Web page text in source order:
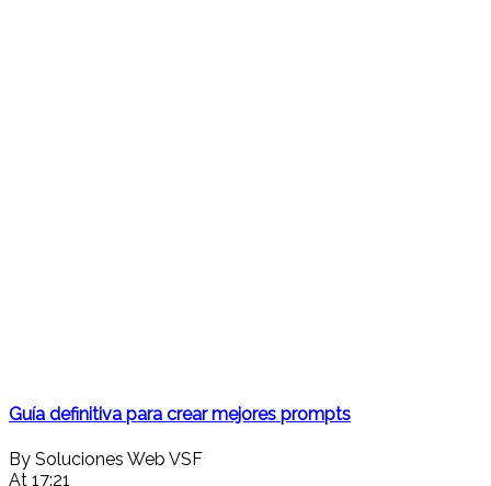
Guía definitiva para crear mejores prompts
By Soluciones Web VSF
At 17:21